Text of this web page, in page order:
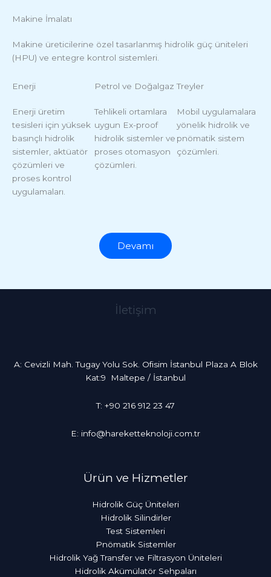
Makine İmalatı
Makine üreticilerine özel tasarlanmış hidrolik güç üniteleri
(HPU) ve entegre kontrol sistemleri.
Enerji
Enerji üretim
tesisleri için yüksek
basınçlı hidrolik
sistemler, aktüatör
çözümleri ve
proses kontrol
uygulamaları.
Petrol ve Doğalgaz
Tehlikeli ortamlara
uygun Ex-proof
hidrolik sistemler ve
proses otomasyon
çözümleri.
Treyler
Mobil uygulamalara
yönelik hidrolik ve
pnömatik sistem
çözümleri.
Devamı
İletişim
A: Cevizli Mah. Tugay Yolu Sok. Ofisim İstanbul Plaza A Blok
Kat:9 Maltepe / İstanbul
T: +90 216 912 23 47
E: info@hareketteknoloji.com.tr
Ürün ve Hizmetler
Hidrolik Güç Üniteleri
Hidrolik Silindirler
Test Sistemleri
Pnömatik Sistemler
Hidrolik Yağ Transfer ve Filtrasyon Üniteleri
Hidrolik Akümülatör Sehpaları